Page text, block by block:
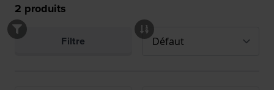
2 produits
Filtre